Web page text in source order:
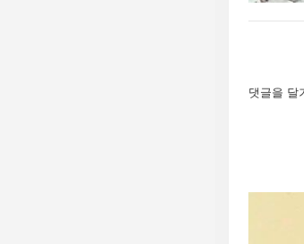
답
글
댓글을 달